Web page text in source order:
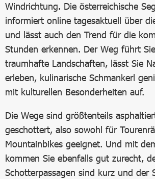
Windrichtung. Die österreichische
informiert online tagesaktuell über
und lässt auch den Trend für die
Stunden erkennen. Der Weg führt
traumhafte Landschaften, lässt Sie
erleben, kulinarische Schmankerl
mit kulturellen Besonderheiten auf.
Die Wege sind größtenteils
geschottert, also sowohl für
Mountainbikes geeignet. Und mit
kommen Sie ebenfalls gut zurecht,
Schotterpassagen sind kurz und der